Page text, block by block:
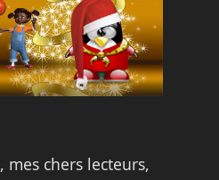
mes chers lecteurs,